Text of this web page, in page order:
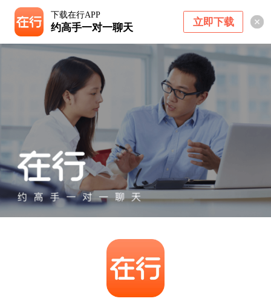
下载在行APP
约高手一对一聊天 立即下载